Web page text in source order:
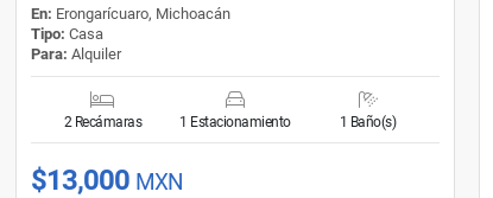
En: Erongarícuaro, Michoacán
Tipo: Casa
Para: Alquiler
2 Recámaras 1 Estacionamiento 1 Baño(s)
$13,000 MXN